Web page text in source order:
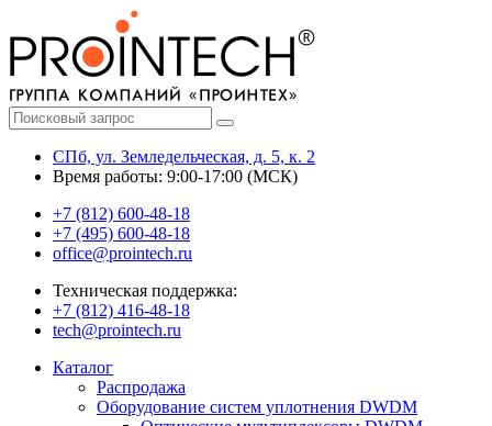
СПб, ул. Земледельческая, д. 5, к. 2
Время работы: 9:00-17:00 (МСК)
+7 (812) 600-48-18
+7 (495) 600-48-18
office@prointech.ru
Техническая поддержка:
+7 (812) 416-48-18
tech@prointech.ru
Каталог
Распродажа
Оборудование систем уплотнения DWDM